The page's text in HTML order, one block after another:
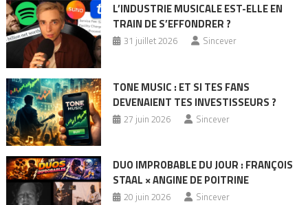
L’INDUSTRIE MUSICALE EST-ELLE EN
TRAIN DE S’EFFONDRER ?
31 juillet 2026 Sincever
TONE MUSIC : ET SI TES FANS
DEVENAIENT TES INVESTISSEURS ?
27 juin 2026 Sincever
DUO IMPROBABLE DU JOUR : FRANÇOIS
STAAL × ANGINE DE POITRINE
20 juin 2026 Sincever